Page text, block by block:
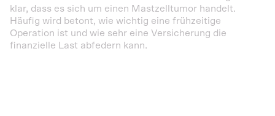
klar, dass es sich um einen Mastzelltumor handelt.
Häufig wird betont, wie wichtig eine frühzeitige
Operation ist und wie sehr eine Versicherung die
finanzielle Last abfedern kann.